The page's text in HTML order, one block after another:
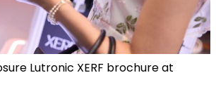
Lutronic XERF brochure at